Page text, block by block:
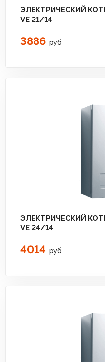
ЭЛЕКТРИЧЕСКИЙ
VE 21/14
3886 руб
ЭЛЕКТРИЧЕСКИЙ
VE 24/14
4014 руб